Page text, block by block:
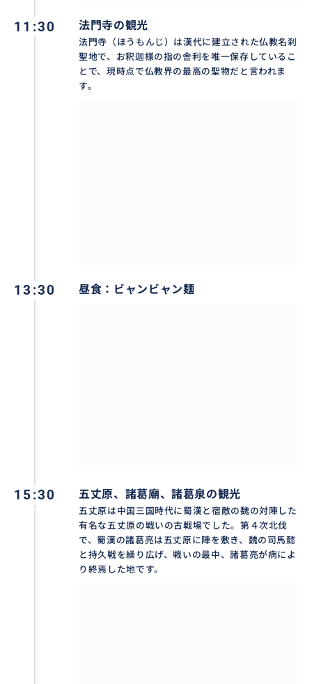
11:30 法門寺の観光
法門寺（ほうもんじ）は漢代に建立された仏教名刹
聖地で、お釈迦様の指の舎利を唯一保存しているこ
とで、現時点で仏教界の最高の聖物だと言われま
す。
13:30 昼食：ビャンビャン麺
15:30 五丈原、諸葛廟、諸葛泉の観光
五丈原は中国三国時代に蜀漢と宿敵の魏の対陣した
有名な五丈原の戦いの古戦場でした。第４次北伐
で、蜀漢の諸葛亮は五丈原に陣を敷き、魏の司馬懿
と持久戦を繰り広げ、戦いの最中、諸葛亮が病によ
り終焉した地です。